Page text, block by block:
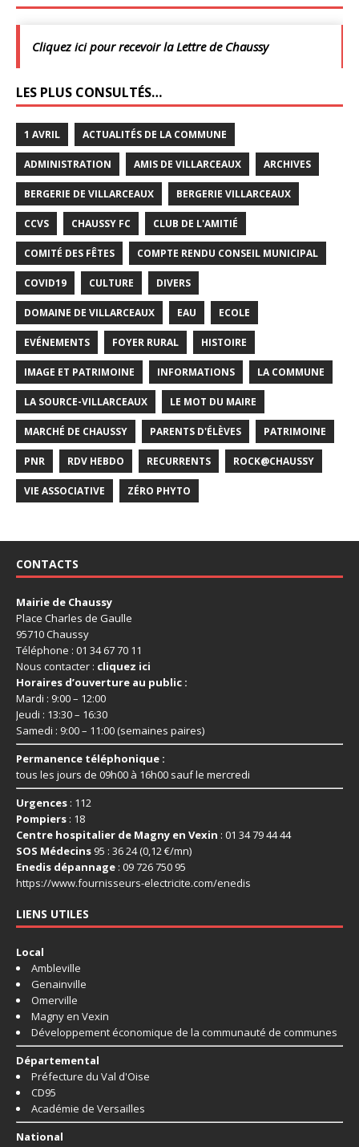
Cliquez ici pour recevoir la Lettre de Chaussy
LES PLUS CONSULTÉS…
1 AVRIL ACTUALITÉS DE LA COMMUNE
ADMINISTRATION AMIS DE VILLARCEAUX ARCHIVES
BERGERIE DE VILLARCEAUX BERGERIE VILLARCEAUX
CCVS CHAUSSY FC CLUB DE L'AMITIÉ
COMITÉ DES FÊTES COMPTE RENDU CONSEIL MUNICIPAL
COVID19 CULTURE DIVERS
DOMAINE DE VILLARCEAUX EAU ECOLE
EVÉNEMENTS FOYER RURAL HISTOIRE
IMAGE ET PATRIMOINE INFORMATIONS LA COMMUNE
LA SOURCE-VILLARCEAUX LE MOT DU MAIRE
MARCHÉ DE CHAUSSY PARENTS D'ÉLÈVES PATRIMOINE
PNR RDV HEBDO RECURRENTS ROCK@CHAUSSY
VIE ASSOCIATIVE ZÉRO PHYTO
CONTACTS
Mairie de Chaussy
Place Charles de Gaulle
95710 Chaussy
Téléphone : 01 34 67 70 11
Nous contacter : cliquez ici
Horaires d’ouverture au public :
Mardi : 9:00 – 12:00
Jeudi : 13:30 – 16:30
Samedi : 9:00 – 11:00 (semaines paires)
Permanence téléphonique :
tous les jours de 09h00 à 16h00 sauf le mercredi
Urgences : 112
Pompiers : 18
Centre hospitalier de Magny en Vexin : 01 34 79 44 44
SOS Médecins 95 : 36 24 (0,12 €/mn)
Enedis dépannage : 09 726 750 95
https://www.fournisseurs-electricite.com/enedis
LIENS UTILES
Local
Ambleville
Genainville
Omerville
Magny en Vexin
Développement économique de la communauté de communes
Départemental
Préfecture du Val d'Oise
CD95
Académie de Versailles
National